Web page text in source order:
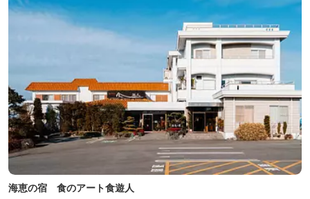
海恵の宿 食のアート食遊人